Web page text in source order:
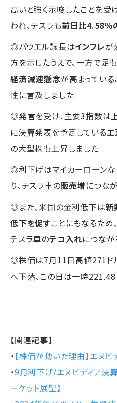
高いと強く示唆したことを受
われ、テスラも前日比4.58％
◎パウエル議長はインフレが
方を示したうえで、一方で足
経済減速懸念が高まっている
性に言及しました
◎発言を受け、主要3指数は
に決算発表を予定している
の大型株も上昇しました
◎利下げはマイカーローンな
り、テスラ車の販売増につな
◎また、米国の金利低下は新
低下を促すことにもなるた
テスラ車のテコ入れにつな
◎株価は7月11日高値271ド
へ下落、この日は一時
【関連記事】
・ 【株価が動いた理由】エヌビ
・9月利下げ/エヌビディア決
ーケット展望】